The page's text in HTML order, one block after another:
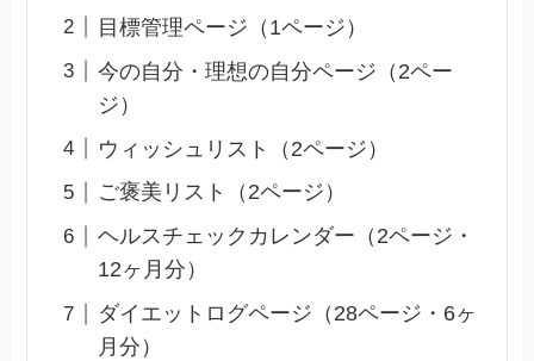
目標管理ページ（1ページ）
今の自分・理想の自分ページ（2ペー
ジ）
ウィッシュリスト（2ページ）
ご褒美リスト（2ページ）
ヘルスチェックカレンダー（2ページ・
12ヶ月分）
ダイエットログページ（28ページ・6ヶ
月分）